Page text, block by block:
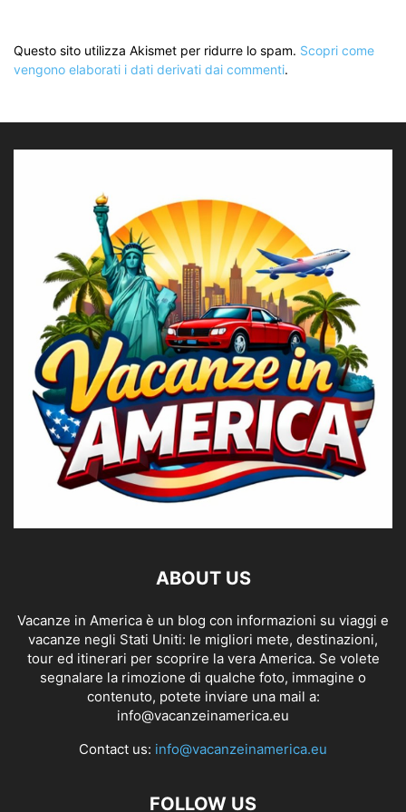
Questo sito utilizza Akismet per ridurre lo spam. Scopri come
vengono elaborati i dati derivati dai commenti.
ABOUT US
Vacanze in America è un blog con informazioni su viaggi e
vacanze negli Stati Uniti: le migliori mete, destinazioni,
tour ed itinerari per scoprire la vera America. Se volete
segnalare la rimozione di qualche foto, immagine o
contenuto, potete inviare una mail a:
info@vacanzeinamerica.eu
Contact us: info@vacanzeinamerica.eu
FOLLOW US